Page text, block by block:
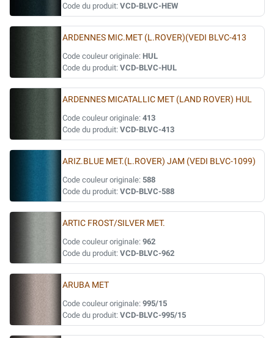
Code du produit: VCD-BLVC-HEW
ARDENNES MIC.MET (L.ROVER)(VEDI BLVC-413
Code couleur originale: HUL
Code du produit: VCD-BLVC-HUL
ARDENNES MICATALLIC MET (LAND ROVER) HUL
Code couleur originale: 413
Code du produit: VCD-BLVC-413
ARIZ.BLUE MET.(L.ROVER) JAM (VEDI BLVC-1099)
Code couleur originale: 588
Code du produit: VCD-BLVC-588
ARTIC FROST/SILVER MET.
Code couleur originale: 962
Code du produit: VCD-BLVC-962
ARUBA MET
Code couleur originale: 995/15
Code du produit: VCD-BLVC-995/15